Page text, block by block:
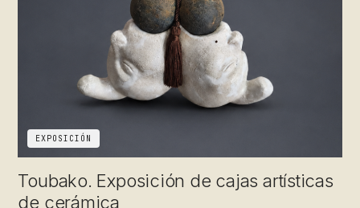
EXPOSICIÓN
Toubako. Exposición de cajas artísticas
de cerámica